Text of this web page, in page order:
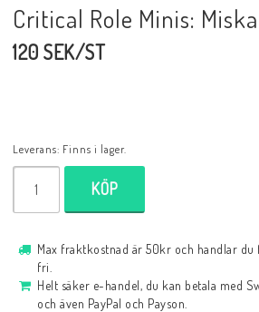
Critical Role Minis:
120 SEK/ST
Leverans: Finns i lager.
KÖP
Max fraktkostnad är 50kr och handlar du
fri.
Helt säker e-handel, du kan betala med
och även PayPal och Payson.